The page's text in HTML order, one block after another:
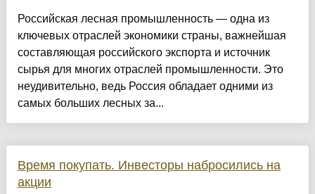
Российская лесная промышленность — одна из
ключевых отраслей экономики страны, важнейшая
составляющая российского экспорта и источник
сырья для многих отраслей промышленности. Это
неудивительно, ведь Россия обладает одними из
самых больших лесных за...
Время покупать. Инвесторы набросились на
акции